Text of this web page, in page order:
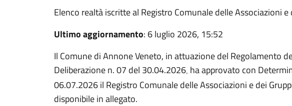
Elenco realtà iscritte al Registro Comunale delle Associazioni
Ultimo aggiornamento: 6 luglio 2026, 15:52
Il Comune di Annone Veneto, in attuazione del Regolamento
Deliberazione n. 07 del 30.04.2026, ha approvato con
06.07.2026 il Registro Comunale delle Associazioni e dei
disponibile in allegato.